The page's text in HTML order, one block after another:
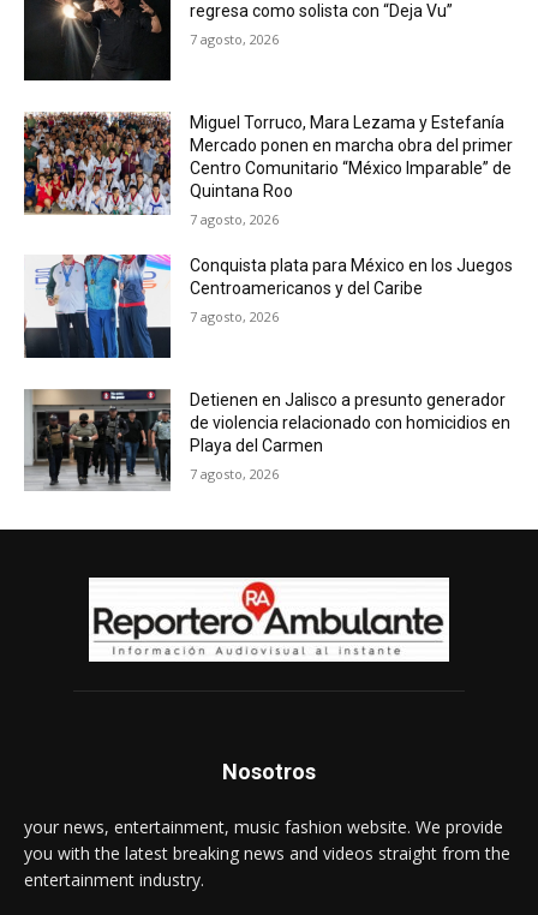
regresa como solista con “Deja Vu”
7 agosto, 2026
Miguel Torruco, Mara Lezama y Estefanía
Mercado ponen en marcha obra del primer
Centro Comunitario “México Imparable” de
Quintana Roo
7 agosto, 2026
Conquista plata para México en los Juegos
Centroamericanos y del Caribe
7 agosto, 2026
Detienen en Jalisco a presunto generador
de violencia relacionado con homicidios en
Playa del Carmen
7 agosto, 2026
Nosotros
your news, entertainment, music fashion website. We provide
you with the latest breaking news and videos straight from the
entertainment industry.